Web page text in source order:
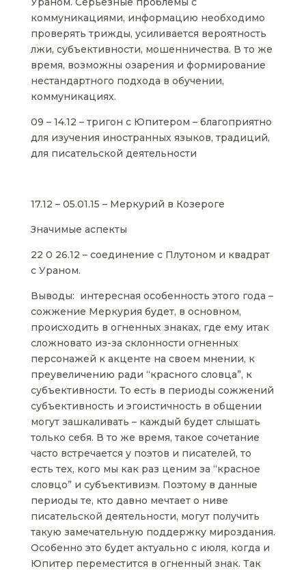
коммуникациями, информацию необходимо
проверять трижды, усиливается вероятность
лжи, субъективности, мошенничества. В то же
время, возможны озарения и формирование
нестандартного подхода в обучении,
коммуникациях.
09 – 14.12 – тригон с Юпитером – благоприятно
для изучения иностранных языков, традиций,
для писательской деятельности
17.12 – 05.01.15 – Меркурий в Козероге
Значимые аспекты
22 0 26.12 – соединение с Плутоном и квадрат
с Ураном.
Выводы: интересная особенность этого года –
сожжение Меркурия будет, в основном,
происходить в огненных знаках, где ему итак
сложновато из-за склонности огненных
персонажей к акценте на своем мнении, к
преувеличению ради “красного словца”, к
субъективности. То есть в периоды сожжений
субъективность и эгоистичность в общении
могут зашкаливать – каждый будет слышать
только себя. В то же время, такое сочетание
часто встречается у поэтов и писателей, то
есть тех, кого мы как раз ценим за “красное
словцо” и субъективизм. Поэтому в данные
периоды те, кто давно мечтает о ниве
писательской деятельности, могут получить
такую замечательную поддержку мироздания.
Особенно это будет актуально с июля, когда и
Юпитер переместится в огненный знак. Так